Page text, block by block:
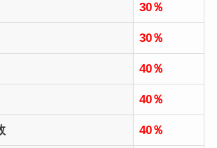
30％
30％
40％
40％
40％